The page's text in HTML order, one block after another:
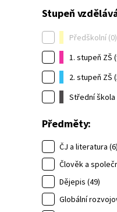
Stupeň
Předškolní (0)
1. stupeň ZŠ
2. stupeň ZŠ
Střední škola
Předměty:
ČJ a literatura (6)
Člověk a
Dějepis (49)
Globální